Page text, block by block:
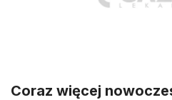
Coraz więcej